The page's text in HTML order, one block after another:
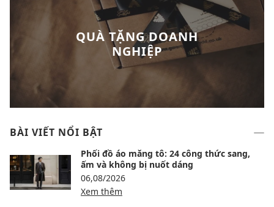
QUÀ TẶNG DOANH
NGHIỆP
BÀI VIẾT NỔI BẬT
Phối đồ áo măng tô: 24 công thức sang,
ấm và không bị nuốt dáng
06,08/2026
Xem thêm